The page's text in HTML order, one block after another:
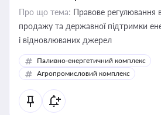
Про що тема: Правове регулювання
продажу та державної підтримки
і відновлюваних джерел
Паливно-енергетичний комплекс
Агропромисловий комплекс